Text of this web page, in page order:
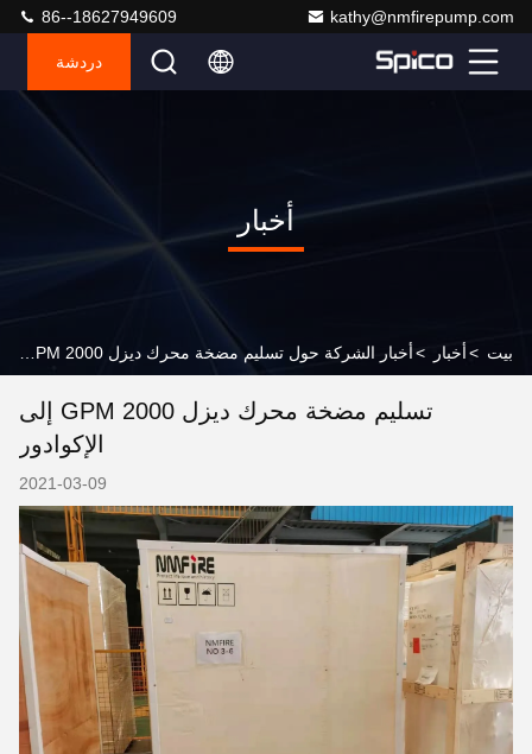
kathy@nmfirepump.com
86--18627949609
دردشة
أخبار
بيت >أخبار >
تسليم مضخة محرك ديزل 2000 GPM إلى
الإكوادور
2021-03-09